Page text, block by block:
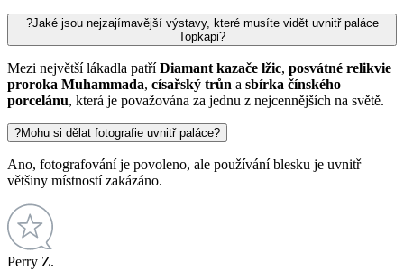
?Jaké jsou nejzajímavější výstavy, které musíte vidět uvnitř paláce
Topkapi?
Mezi největší lákadla patříDiamant kazače lžic, posvátné relikvie
proroka Muhammada, císařský trůn a sbírka čínského
porcelánu, která je považována za jednu z nejcennějších na světě.
?Mohu si dělat fotografie uvnitř paláce?
Ano, fotografování je povoleno, ale používání blesku je uvnitř
většiny místností zakázáno.
Perry Z.